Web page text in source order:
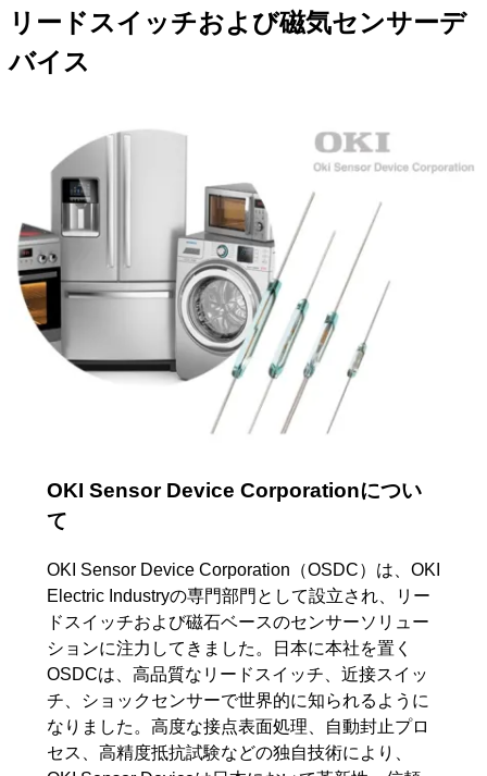
キ
ッ
リードスイッチおよび磁気センサーデ
バイス
OKI Sensor Device Corporationについ
て
OKI Sensor Device Corporation（OSDC）は、OKI
Electric Industryの専門部門として設立され、リー
ドスイッチおよび磁石ベースのセンサーソリュー
ションに注力してきました。日本に本社を置く
OSDCは、高品質なリードスイッチ、近接スイッ
チ、ショックセンサーで世界的に知られるように
なりました。高度な接点表面処理、自動封止プロ
セス、高精度抵抗試験などの独自技術により、